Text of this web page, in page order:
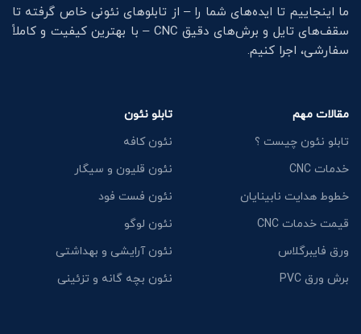
ما اینجاییم تا ایده‌های شما را – از تابلوهای نئونی خاص گرفته تا
سقف‌های تایل و برش‌های دقیق CNC – با بهترین کیفیت و کاملاً
سفارشی، اجرا کنیم.
مقالات مهم
تابلو نئون چیست ؟
خدمات CNC
خطوط هدایت نابینایان
قیمت خدمات CNC
ورق فایبرگلاس
برش ورق PVC
تابلو نئون
نئون کافه
نئون قلیون و سیگار
نئون فست فود
نئون لوگو
نئون آرایشی و بهداشتی
نئون بچه گانه و تزئینی